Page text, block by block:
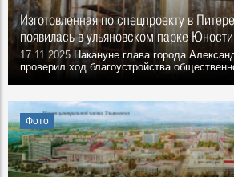
Изготовленная по спецпроекту в
появилась в ульяновском парке Юности
17.11.2025 Накануне глава города
проверил ход благоустройства
Фото